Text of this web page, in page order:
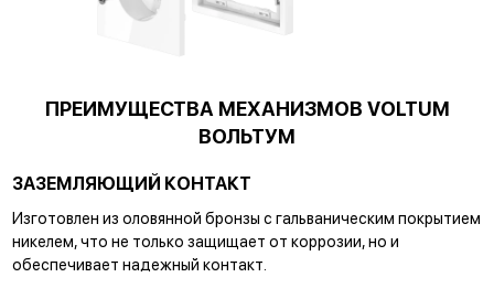
ПРЕИМУЩЕСТВА МЕХАНИЗМОВ VOLTUM
ВОЛЬТУМ
ЗАЗЕМЛЯЮЩИЙ КОНТАКТ
Изготовлен из оловянной бронзы с гальваническим покрытием
никелем, что не только защищает от коррозии, но и
обеспечивает надежный контакт.